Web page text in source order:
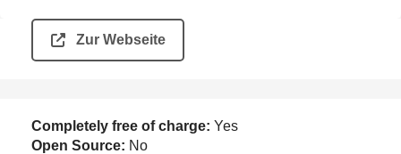
Zur Webseite
Completely free of charge: Yes
Open Source: No